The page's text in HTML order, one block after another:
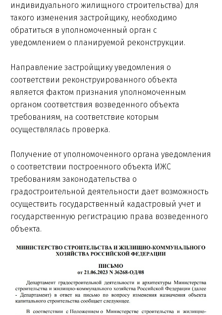
индивидуального жилищного строительства) для
такого изменения застройщику, необходимо
обратиться в уполномоченный орган с
уведомлением о планируемой реконструкции.
Направление застройщику уведомления о
соответствии реконструированного объекта
является фактом признания уполномоченным
органом соответствия возведенного объекта
требованиям, на соответствие которым
осуществлялась проверка.
Получение от уполномоченного органа уведомления
о соответствии построенного объекта ИЖС
требованиям законодательства о
градостроительной деятельности дает возможность
осуществить государственный кадастровый учет и
государственную регистрацию права возведенного
объекта.